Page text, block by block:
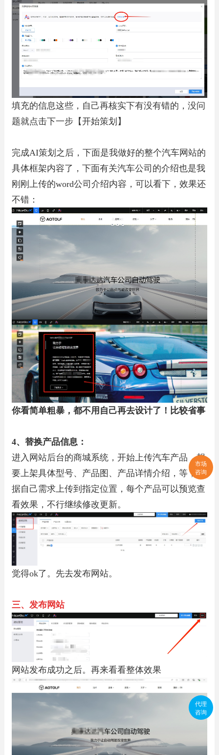
填充的信息这些，自己再核实下有没有错的，没问
题就点击下一步【开始策划】
完成AI策划之后，下面是我做好的整个汽车网站的
具体框架内容了，下面有关汽车公司的介绍也是我
刚刚上传的word公司介绍内容，可以看下，效果还
不错：
你看简单粗暴，都不用自己再去设计了！比较省事
4、替换产品信息：
进入网站后台的商城系统，开始上传汽车产品，想
要上架具体型号、产品图、产品详情介绍，等，根
据自己需求上传到指定位置，每个产品可以预览查
看效果，不行继续修改更新。
觉得ok了。先去发布网站。
三、发布网站
网站发布成功之后。再来看看整体效果
市场
咨询
代理
咨询